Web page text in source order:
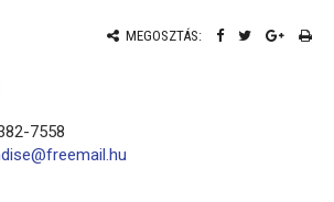
MEGOSZTÁS:
7558